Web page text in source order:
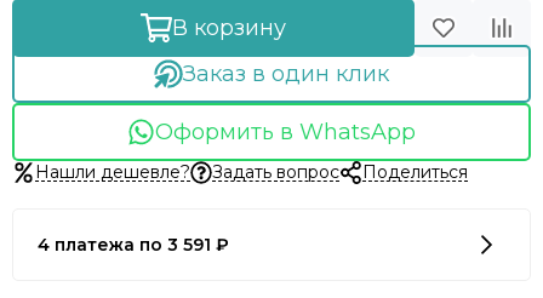
В корзину
Заказ в один клик
Оформить в WhatsApp
Нашли дешевле? Задать вопрос Поделиться
4 платежа по 3 591 ₽